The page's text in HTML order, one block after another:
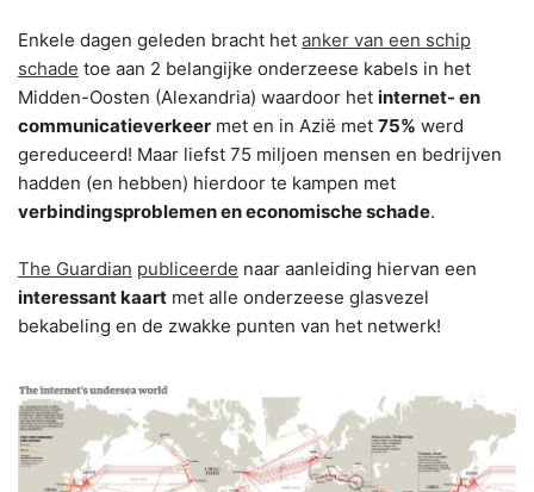
Enkele dagen geleden bracht het anker van een schip
schade toe aan 2 belangijke onderzeese kabels in het
Midden-Oosten (Alexandria) waardoor het internet- en
communicatieverkeer met en in Azië met 75% werd
gereduceerd! Maar liefst 75 miljoen mensen en bedrijven
hadden (en hebben) hierdoor te kampen met
verbindingsproblemen en economische schade.
The Guardian publiceerde naar aanleiding hiervan een
interessant kaart met alle onderzeese glasvezel
bekabeling en de zwakke punten van het netwerk!